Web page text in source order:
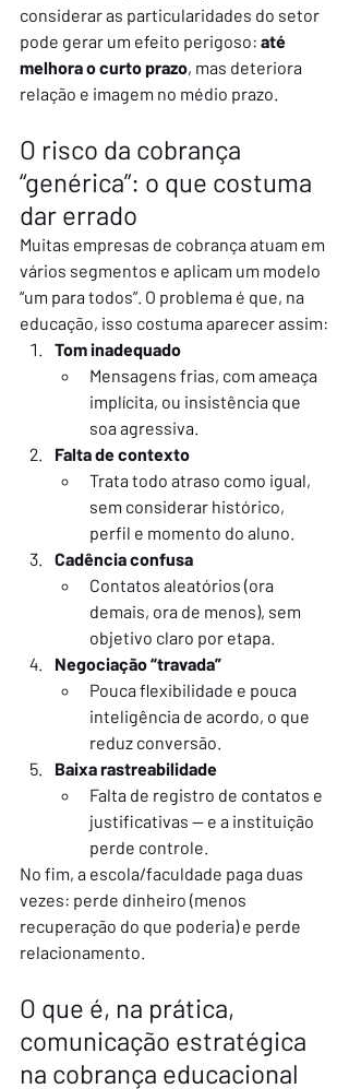
considerar as particularidades do setor
pode gerar um efeito perigoso: até
melhora o curto prazo, mas deteriora
relação e imagem no médio prazo.
O risco da cobrança
“genérica”: o que costuma
dar errado
Muitas empresas de cobrança atuam em
vários segmentos e aplicam um modelo
“um para todos”. O problema é que, na
educação, isso costuma aparecer assim:
Tom inadequado
Mensagens frias, com ameaça
implícita, ou insistência que
soa agressiva.
Falta de contexto
Trata todo atraso como igual,
sem considerar histórico,
perfil e momento do aluno.
Cadência confusa
Contatos aleatórios (ora
demais, ora de menos), sem
objetivo claro por etapa.
Negociação “travada”
Pouca flexibilidade e pouca
inteligência de acordo, o que
reduz conversão.
Baixa rastreabilidade
Falta de registro de contatos e
justificativas — e a instituição
perde controle.
No fim, a escola/faculdade paga duas
vezes: perde dinheiro (menos
recuperação do que poderia) e perde
relacionamento.
O que é, na prática,
comunicação estratégica
na cobrança educacional